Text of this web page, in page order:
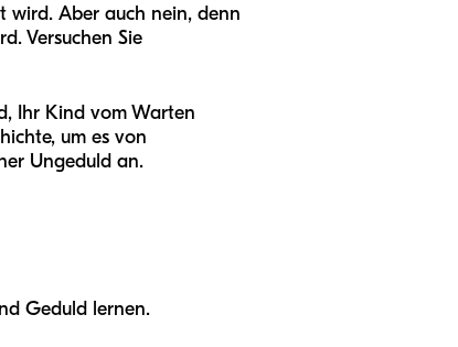
wird. Aber auch nein, denn
Versuchen Sie
Ihr Kind vom Warten
um es von
Ungeduld an.
Geduld lernen.